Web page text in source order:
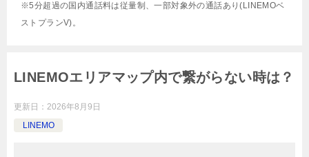
※5分超過の国内通話料は従量制、一部対象外の通話あり(LINEMOベ
ストプランV)。
LINEMOエリアマップ内で繋がらない時は？
更新日： 2026年8月9日
LINEMO